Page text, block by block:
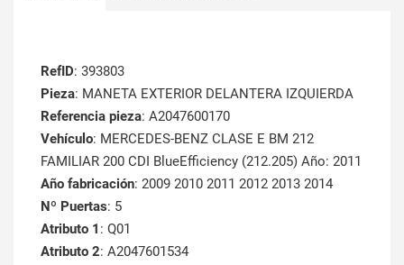
RefID: 393803
Pieza: MANETA EXTERIOR DELANTERA IZQUIERDA
Referencia pieza: A2047600170
Vehículo: MERCEDES-BENZ CLASE E BM 212
FAMILIAR 200 CDI BlueEfficiency (212.205) Año: 2011
Año fabricación: 2009 2010 2011 2012 2013 2014
Nº Puertas: 5
Atributo 1 : Q01
Atributo 2: A2047601534